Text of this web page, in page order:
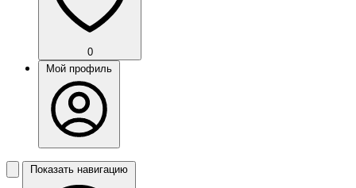
0
Мой профиль
Показать навигацию